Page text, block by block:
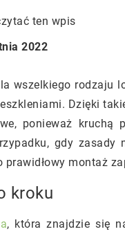
ten wpis
2022
wszelkiego
Dzięki
ponieważ kruchą
gdy
montaż
kroku
, która znajdzie się